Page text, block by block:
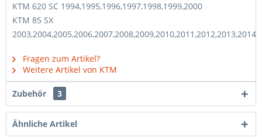
KTM 620 SC 1994,1995,1996,1997,1998,1999,2000
KTM 85 SX
2003,2004,2005,2006,2007,2008,2009,2010,2011,2012,2013,2014
Fragen zum Artikel?
Weitere Artikel von KTM
Zubehör 3
Ähnliche Artikel